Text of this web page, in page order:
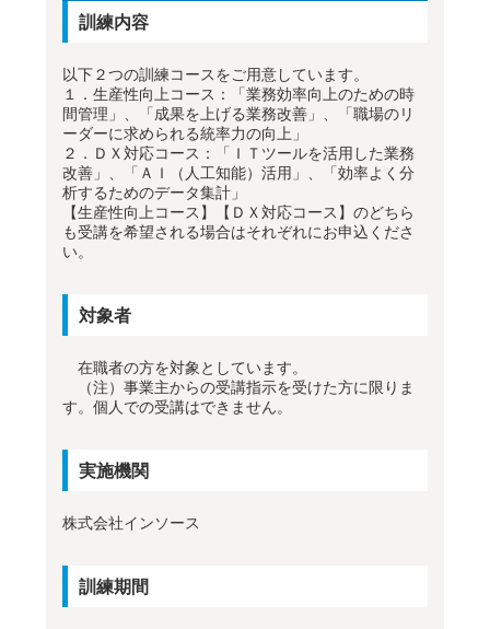
訓練内容
以下２つの訓練コースをご用意しています。
１．生産性向上コース：「業務効率向上のための時
間管理」、「成果を上げる業務改善」、「職場のリ
ーダーに求められる統率力の向上」
２．ＤＸ対応コース：「ＩＴツールを活用した業務
改善」、「ＡＩ（人工知能）活用」、「効率よく分
析するためのデータ集計」
【生産性向上コース】【ＤＸ対応コース】のどちら
も受講を希望される場合はそれぞれにお申込くださ
い。
対象者
在職者の方を対象としています。
（注）事業主からの受講指示を受けた方に限りま
す。個人での受講はできません。
実施機関
株式会社インソース
訓練期間